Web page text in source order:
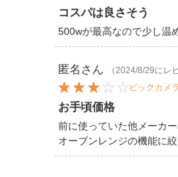
コスパは良さそう
500wが最高なので少し温
匿名 さん
（2024/8/29にレ
ビックカメ
お手頃価格
前に使っていた他メーカ
オーブンレンジの機能に